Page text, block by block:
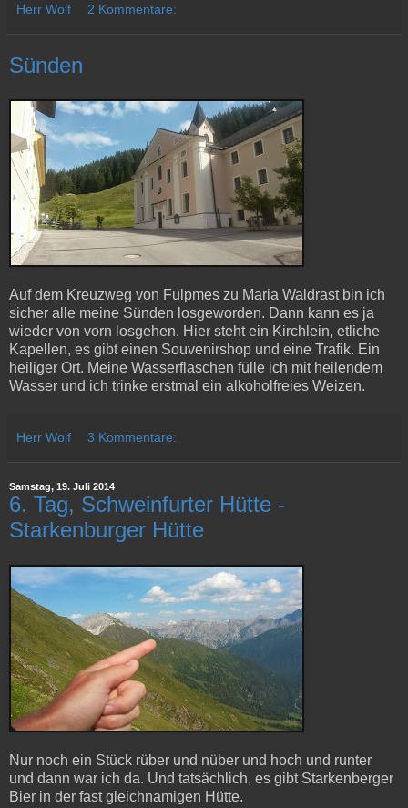
Herr Wolf 2 Kommentare:
Sünden
Auf dem Kreuzweg von Fulpmes zu Maria Waldrast bin ich
sicher alle meine Sünden losgeworden. Dann kann es ja
wieder von vorn losgehen. Hier steht ein Kirchlein, etliche
Kapellen, es gibt einen Souvenirshop und eine Trafik. Ein
heiliger Ort. Meine Wasserflaschen fülle ich mit heilendem
Wasser und ich trinke erstmal ein alkoholfreies Weizen.
Herr Wolf 3 Kommentare:
Samstag, 19. Juli 2014
6. Tag, Schweinfurter Hütte -
Starkenburger Hütte
Nur noch ein Stück rüber und nüber und hoch und runter
und dann war ich da. Und tatsächlich, es gibt Starkenberger
Bier in der fast gleichnamigen Hütte.